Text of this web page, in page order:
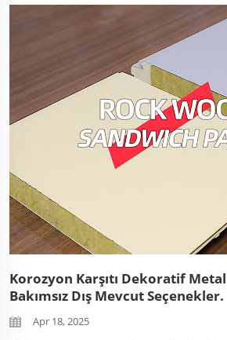
bazlı iç malzeme ve duman bastırma
açıklıyor. Yangın sertifikasını nasıl
Korozyon Karşıtı Dekoratif Metal
Bakımsız Dış Mevcut Seçenekler.
Apr 18, 2025